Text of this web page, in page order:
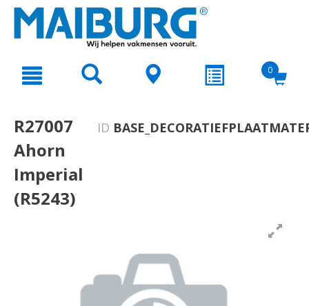
text.skipToNavigation
0
R27007
Ahorn
Imperial
(R5243)
ID